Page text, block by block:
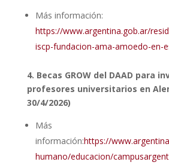
Más información:
https://www.argentina.gob.ar/
iscp-fundacion-ama-amoedo-en-
4. Becas GROW del DAAD para
profesores universitarios en
30/4/2026)
Más
información:https://
humano/educacion/